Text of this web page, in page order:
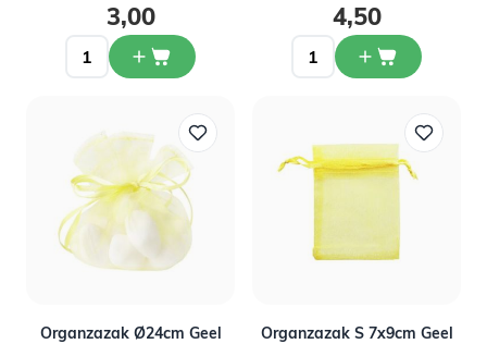
3,00 4,50
Organzazak Ø24cm Geel
Organzazak S 7x9cm Geel